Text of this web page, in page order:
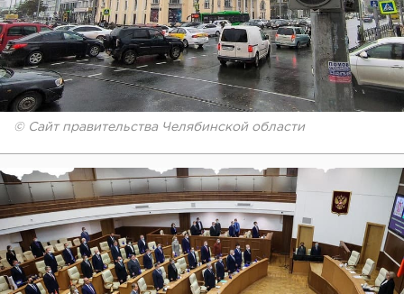
© Сайт правительства Челябинской области